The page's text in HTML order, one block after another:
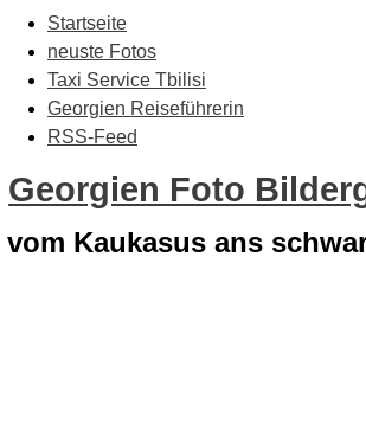
Startseite
neuste Fotos
Taxi Service Tbilisi
Georgien Reiseführerin
RSS-Feed
Georgien Foto
vom Kaukasus ans